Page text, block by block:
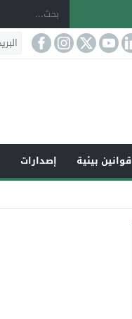
قوانين بيئية إصدارات